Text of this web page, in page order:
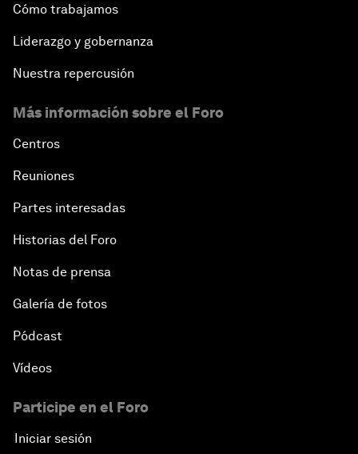
Cómo trabajamos
Liderazgo y gobernanza
Nuestra repercusión
Más información sobre el Foro
Centros
Reuniones
Partes interesadas
Historias del Foro
Notas de prensa
Galería de fotos
Pódcast
Vídeos
Participe en el Foro
Iniciar sesión